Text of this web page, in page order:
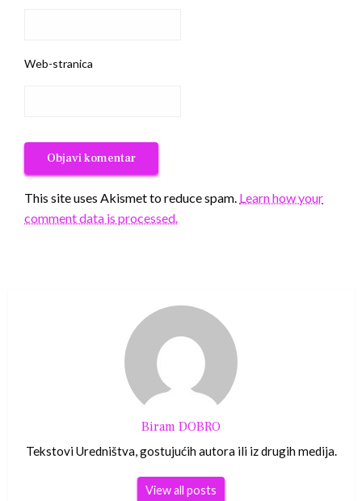
Web-stranica
This site uses Akismet to reduce spam. Learn how your
comment data is processed.
Biram DOBRO
Tekstovi Uredništva, gostujućih autora ili iz drugih medija.
View all posts